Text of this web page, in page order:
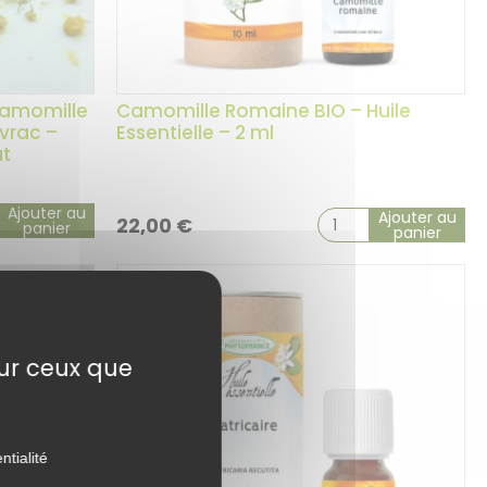
–
Ajouter au
panier
Camomille Romaine BIO – Huile
Essentielle – 2 ml
22,00€ Ajouter au
panier
ceux que